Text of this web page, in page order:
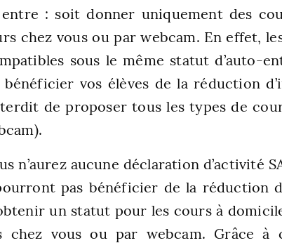
: soit donner uniquement des
chez vous ou par webcam. En effet,
sous le même statut d’auto-
vos élèves de la réduction
de proposer tous les types de
n’aurez aucune déclaration d’activité
pas bénéficier de la réduction
un statut pour les cours à
chez vous ou par webcam. Grâce à